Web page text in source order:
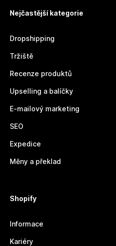
Nejčastější kategorie
Dropshipping
Tržiště
Recenze produktů
Upselling a balíčky
E-mailový marketing
SEO
Expedice
Měny a překlad
Shopify
Informace
Kariéry